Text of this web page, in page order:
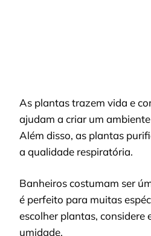
As plantas trazem vida e
ajudam a criar um
Além disso, as plantas
a qualidade respiratória.
Banheiros costumam ser
é perfeito para muitas
escolher plantas, considere
umidade.